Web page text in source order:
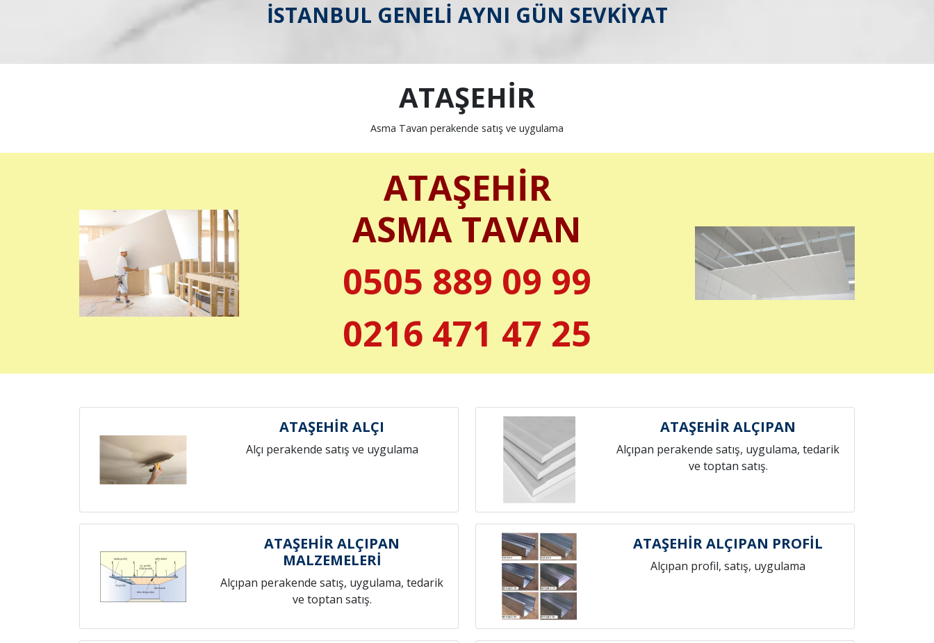
İSTANBUL GENELİ AYNI GÜN SEVKİYAT
ATAŞEHİR
Asma Tavan perakende satış ve uygulama
ATAŞEHİR
ASMA TAVAN
0505 889 09 99
0216 471 47 25
ATAŞEHİR ALÇI
Alçı perakende satış ve uygulama
ATAŞEHİR ALÇIPAN
Alçıpan perakende satış, uygulama, tedarik
ve toptan satış.
ATAŞEHİR ALÇIPAN
MALZEMELERİ
Alçıpan perakende satış, uygulama, tedarik
ve toptan satış.
ATAŞEHİR ALÇIPAN PROFİL
Alçıpan profil, satış, uygulama